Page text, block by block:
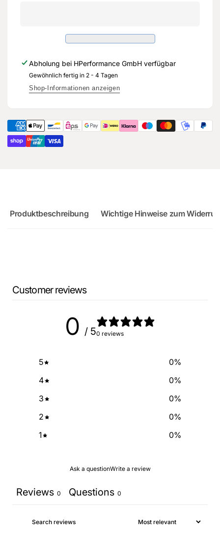
620
Ersatzteil
für
Audi
129
620
Original
Ersatzteil
für
8Y
Abholung bei HPerformance GmbH verfügbar
Gewöhnlich fertig in 2 - 4 Tagen
Shop-Informationen anzeigen
Produktbeschreibung Wichtige Hinweise zum
Customer reviews
0 / 50 reviews
5 0%
4
0%
3
0%
2
0%
1
0%
Ask a questionWrite a review
Reviews 0 Questions 0